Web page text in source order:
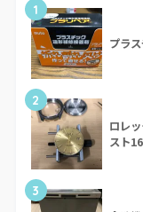
1
プラ
2
ロレ
スト
3